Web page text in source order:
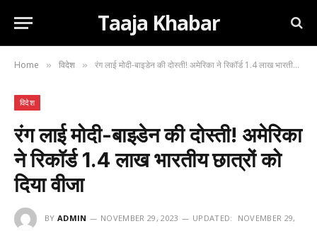
Taaja Khabar
Home » विदेश » रंग लाई मोदी-बाइडेन की दोस्ती! अमेरिका ने रिकॉर्ड 1.4 लाख भारतीय छात्रों को दिया वीजा
विदेश
रंग लाई मोदी-बाइडेन की दोस्ती! अमेरिका
ने रिकॉर्ड 1.4 लाख भारतीय छात्रों को
दिया वीजा
BY ADMIN NOVEMBER 29, 2023 UPDATED:
NOVEMBER 29,